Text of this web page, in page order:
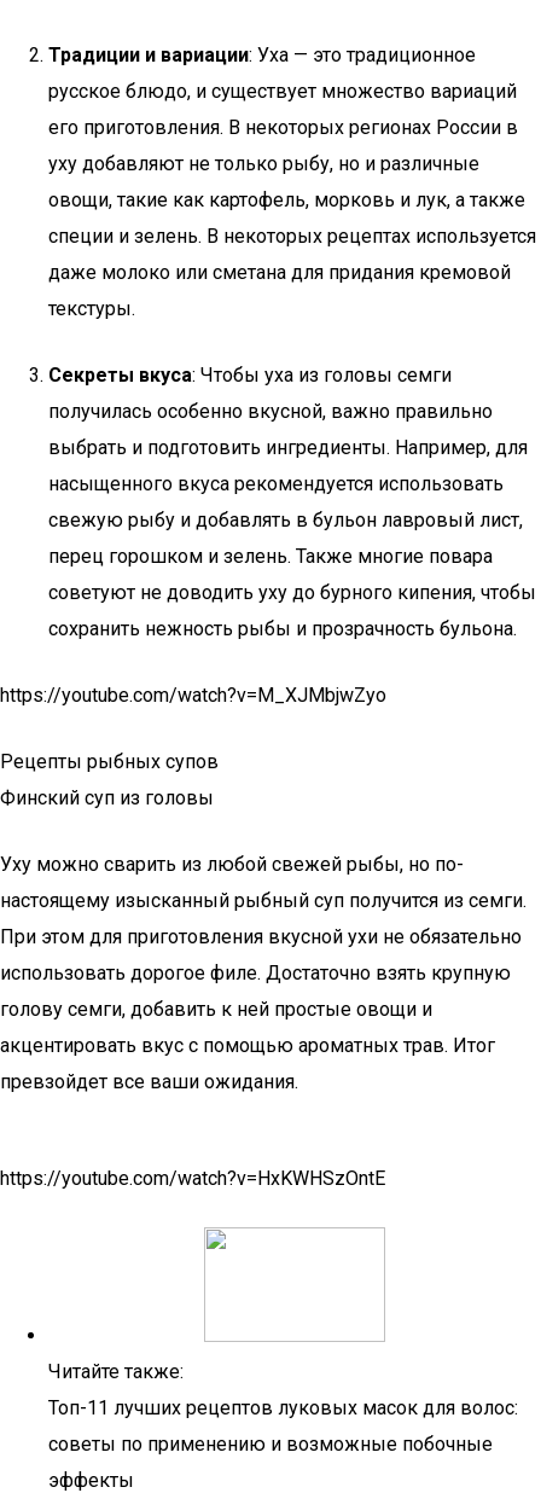
Традиции и вариации: Уха — это традиционное
русское блюдо, и существует множество вариаций
его приготовления. В некоторых регионах России в
уху добавляют не только рыбу, но и различные
овощи, такие как картофель, морковь и лук, а также
специи и зелень. В некоторых рецептах используется
даже молоко или сметана для придания кремовой
текстуры.
Секреты вкуса: Чтобы уха из головы семги
получилась особенно вкусной, важно правильно
выбрать и подготовить ингредиенты. Например, для
насыщенного вкуса рекомендуется использовать
свежую рыбу и добавлять в бульон лавровый лист,
перец горошком и зелень. Также многие повара
советуют не доводить уху до бурного кипения, чтобы
сохранить нежность рыбы и прозрачность бульона.
https://youtube.com/watch?v=M_XJMbjwZyo
Рецепты рыбных супов
Финский суп из головы
Уху можно сварить из любой свежей рыбы, но по-
настоящему изысканный рыбный суп получится из семги.
При этом для приготовления вкусной ухи не обязательно
использовать дорогое филе. Достаточно взять крупную
голову семги, добавить к ней простые овощи и
акцентировать вкус с помощью ароматных трав. Итог
превзойдет все ваши ожидания.
https://youtube.com/watch?v=HxKWHSzOntE
Читайте также:
Топ-11 лучших рецептов луковых масок для волос:
советы по применению и возможные побочные
эффекты